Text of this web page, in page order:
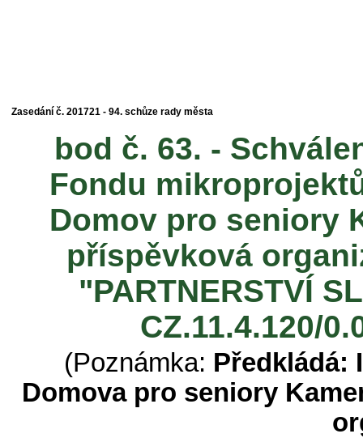
Zasedání č. 201721 - 94. schůze rady města
bod č. 63. -
Fondu
Domov pro seniory
příspěvková
"PARTNERSTVÍ
CZ.11.4.120/
(Poznámka: Předkládá:
Domova pro seniory